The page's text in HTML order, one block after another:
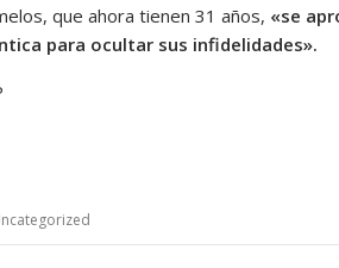
que ahora tienen 31 años, «se
para ocultar sus infidelidades».